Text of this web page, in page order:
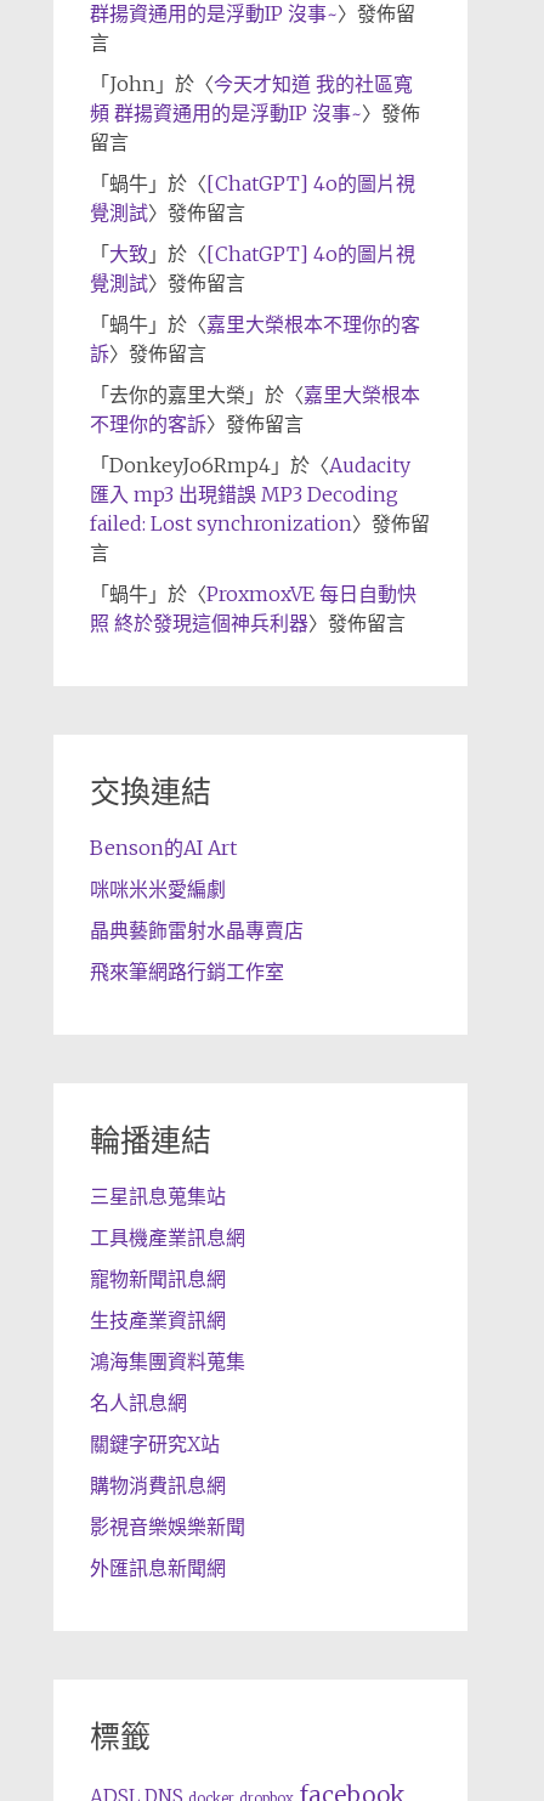
群揚資通用的是浮動IP 沒事~〉發佈留
言
「 John」於〈今天才知道 我的社區寬
頻 群揚資通用的是浮動IP 沒事~〉發佈
留言
「 蝸牛」於〈[ChatGPT] 4o的圖片視
覺測試〉發佈留言
「 大致 」於〈[ChatGPT] 4o的圖片視
覺測試〉發佈留言
「 蝸牛」於〈嘉里大榮根本不理你的客
訴〉發佈留言
「 去你的嘉里大榮 」於〈嘉里大榮根本
不理你的客訴〉發佈留言
「 DonkeyJo6Rmp4」於〈Audacity
匯入 mp3 出現錯誤 MP3 Decoding
failed: Lost synchronization〉發佈留
言
「 蝸牛」於〈ProxmoxVE 每日自動快
照 終於發現這個神兵利器〉發佈留言
交換連結
Benson的AI Art
咪咪米米愛編劇
晶典藝飾雷射水晶專賣店
飛來筆網路行銷工作室
輪播連結
三星訊息蒐集站
工具機產業訊息網
寵物新聞訊息網
生技產業資訊網
鴻海集團資料蒐集
名人訊息網
關鍵字研究X站
購物消費訊息網
影視音樂娛樂新聞
外匯訊息新聞網
標籤
facebook